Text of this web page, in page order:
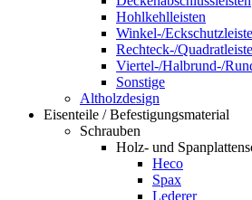
Hohlkehlleisten
Winkel-/
Rechteck-/
Viertel-/Halbrund-/
Sonstige
Altholzdesign
Eisenteile / Befestigungsmaterial
Schrauben
Holz- und
Heco
Spax
Lederer